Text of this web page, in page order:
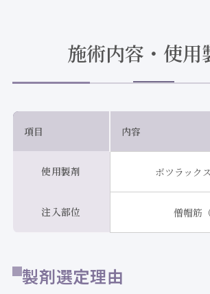
施術内容・使用
項目 内容
使用製剤 ボツラック
注入部位 僧帽筋
製剤選定理由